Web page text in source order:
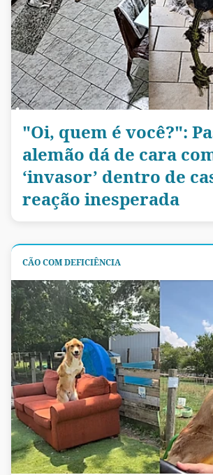
"Oi, quem é você?":
alemão dá de cara
‘invasor’ dentro de
reação inesperada
CÃO COM DEFICIÊNCIA